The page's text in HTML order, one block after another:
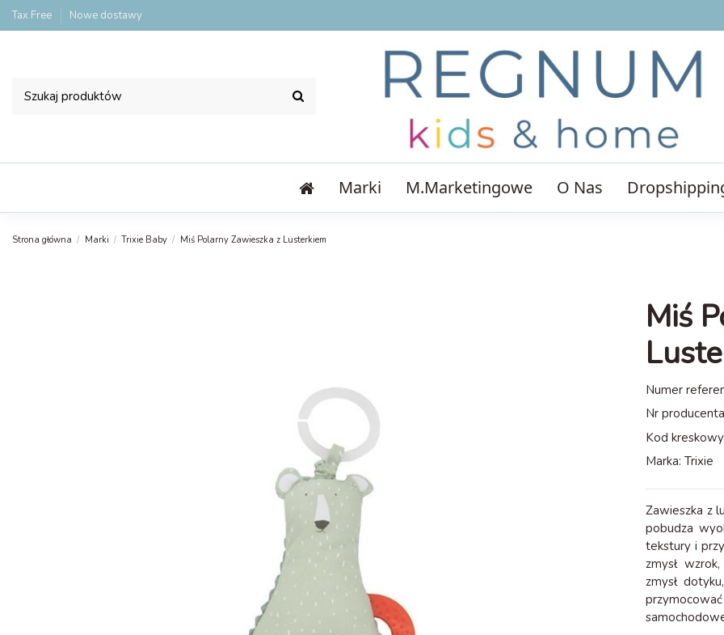
Tax Free Nowe dostawy
Marki M.Marketingowe O Nas
Strona główna Marki Trixie Baby Miś Polarny Zawieszka z Lusterkiem
Miś
Numer
Nr
Kod
Marka: Trixie
Zawieszka z
pobudza
tekstury i
zmysł
zmysł